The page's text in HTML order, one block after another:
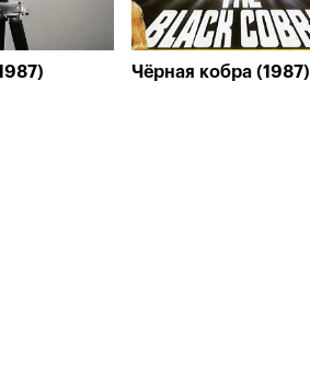
Чёрная кобра (1987)